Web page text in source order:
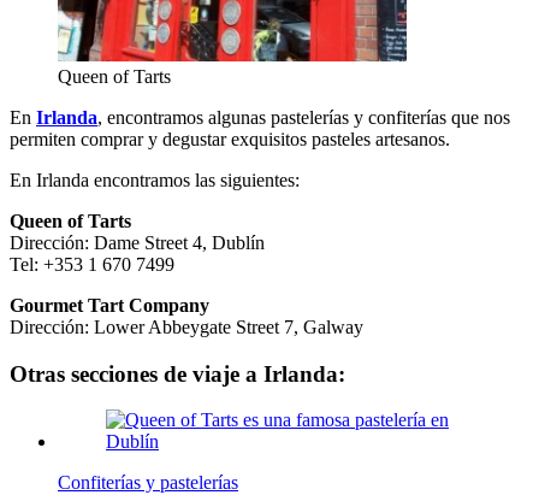
Queen of Tarts
En Irlanda, encontramos algunas pastelerías y confiterías que nos
permiten comprar y degustar exquisitos pasteles artesanos.
En Irlanda encontramos las siguientes:
Queen of Tarts
Dirección: Dame Street 4, Dublín
Tel: +353 1 670 7499
Gourmet Tart Company
Dirección: Lower Abbeygate Street 7, Galway
Otras secciones de viaje a Irlanda:
Confiterías y pastelerías